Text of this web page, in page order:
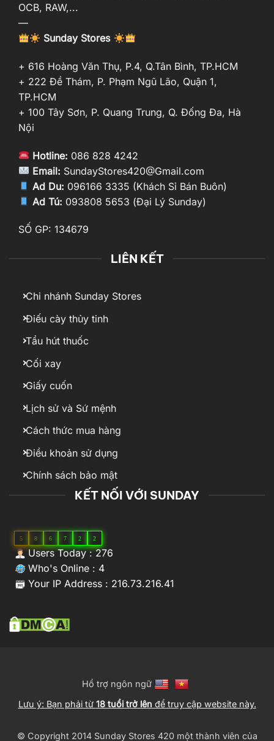
OCB, RAW,...
—
Sunday Stores
+ 616 Hoàng Văn Thụ, P.4, Q.Tân Bình, TP.HCM
+ 222 Đề Thám, P. Phạm Ngũ Lão, Quận 1,
TP.HCM
+ 100 Tây Sơn, P. Quang Trung, Q. Đống Đa, Hà
Nội
Hotline: 086 828 4242
Email: SundayStores420@Gmail.com
Ad Du: 096166 3335 (Khách Sỉ Bán Buôn)
Ad Tú: 093808 5653 (Đại Lý Sunday)
SỐ GP: 134679
LIÊN KẾT
Chi nhánh Sunday Stores
Điếu cày thủy tinh
Tẩu hút thuốc
Cối xay
Giấy cuốn
Lịch sử và Sứ mệnh
Cách thức mua hàng
Điều khoản sử dụng
Chính sách bảo mật
KẾT NỐI VỚI SUNDAY
5 8 6 7 2 2
Users Today : 276
Who's Online : 4
Your IP Address : 216.73.216.41
Hổ trợ ngôn ngữ
Lưu ý: Bạn phải từ 18 tuổi trở lên để truy cập website này.
© Copyright 2014 Sunday Stores 420 một thành viên của